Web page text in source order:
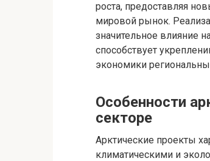
роста, предоставляя
мировой рынок.
значительное влияние
способствует
экономики
Особенности
секторе
Арктические проекты
климатическими и